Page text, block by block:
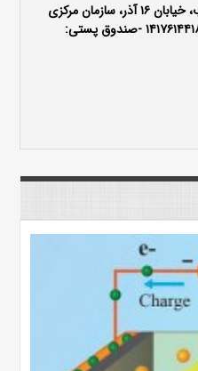
آدرس : تهران، میدان انقلاب، خیابان ۱۶ آذر، سازمان مرکزی
دانشگاه تهران -کد پستی: ۱۴۱۷۶۱۴۴۱۸ -صندوق پستی: